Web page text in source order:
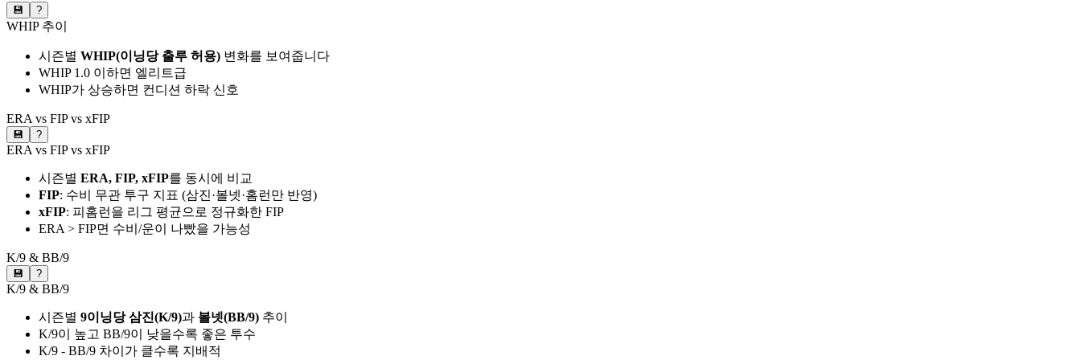
💾 ?
WHIP 추이
시즌별 WHIP(이닝당 출루 허용) 변화를 보여줍니다
WHIP 1.0 이하면 엘리트급
WHIP가 상승하면 컨디션 하락 신호
ERA vs FIP vs xFIP
💾 ?
ERA vs FIP vs xFIP
시즌별 ERA, FIP, xFIP를 동시에 비교
FIP: 수비 무관 투구 지표 (삼진·볼넷·홈런만 반영)
xFIP: 피홈런을 리그 평균으로 정규화한 FIP
ERA > FIP면 수비/운이 나빴을 가능성
K/9 & BB/9
💾 ?
K/9 & BB/9
시즌별 9이닝당 삼진(K/9)과 볼넷(BB/9) 추이
K/9이 높고 BB/9이 낮을수록 좋은 투수
K/9 - BB/9 차이가 클수록 지배적